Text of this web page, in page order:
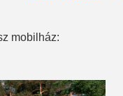
mobilház: